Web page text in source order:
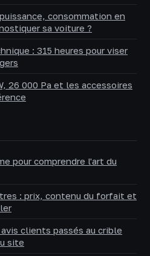
consommation en
sa voiture ?
: 315 heures pour viser
26 000 Pa et les accessoires
pour comprendre l'art du
: prix, contenu du forfait et
clients passés au crible
site